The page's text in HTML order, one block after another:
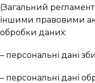
(Загальний
іншими правовими
обробки даних:
– персональні дані
– персональні дані